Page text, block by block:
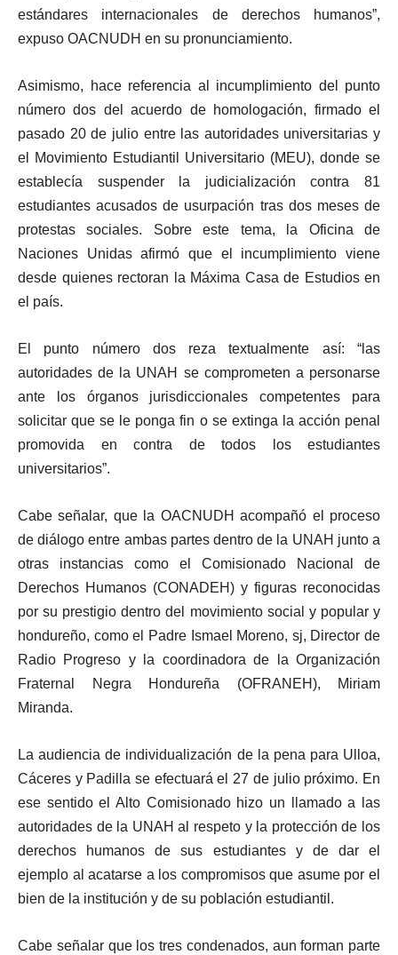
estándares internacionales de derechos humanos”,
expuso OACNUDH en su pronunciamiento.
Asimismo, hace referencia al incumplimiento del punto
número dos del acuerdo de homologación, firmado el
pasado 20 de julio entre las autoridades universitarias y
el Movimiento Estudiantil Universitario (MEU), donde se
establecía suspender la judicialización contra 81
estudiantes acusados de usurpación tras dos meses de
protestas sociales. Sobre este tema, la Oficina de
Naciones Unidas afirmó que el incumplimiento viene
desde quienes rectoran la Máxima Casa de Estudios en
el país.
El punto número dos reza textualmente así: “las
autoridades de la UNAH se comprometen a personarse
ante los órganos jurisdiccionales competentes para
solicitar que se le ponga fin o se extinga la acción penal
promovida en contra de todos los estudiantes
universitarios”.
Cabe señalar, que la OACNUDH acompañó el proceso
de diálogo entre ambas partes dentro de la UNAH junto a
otras instancias como el Comisionado Nacional de
Derechos Humanos (CONADEH) y figuras reconocidas
por su prestigio dentro del movimiento social y popular y
hondureño, como el Padre Ismael Moreno, sj, Director de
Radio Progreso y la coordinadora de la Organización
Fraternal Negra Hondureña (OFRANEH), Miriam
Miranda.
La audiencia de individualización de la pena para Ulloa,
Cáceres y Padilla se efectuará el 27 de julio próximo. En
ese sentido el Alto Comisionado hizo un llamado a las
autoridades de la UNAH al respeto y la protección de los
derechos humanos de sus estudiantes y de dar el
ejemplo al acatarse a los compromisos que asume por el
bien de la institución y de su población estudiantil.
Cabe señalar que los tres condenados, aun forman parte